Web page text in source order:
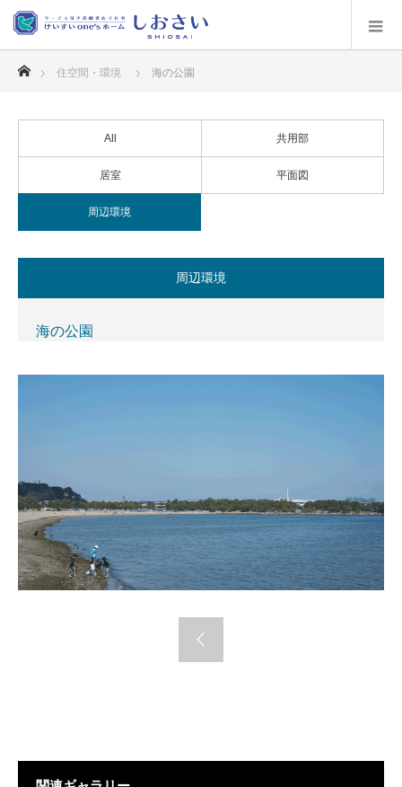
ホーム
住空間・環境 海の公園
All 共用部
居室 平面図
周辺環境
周辺環境
海の公園